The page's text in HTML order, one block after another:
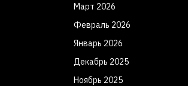
Март 2026
Февраль 2026
Январь 2026
Декабрь 2025
Ноябрь 2025